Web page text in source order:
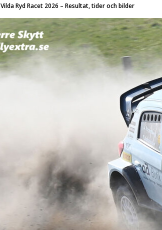
Vilda Ryd Racet 2026 – Resultat, tider och bilder